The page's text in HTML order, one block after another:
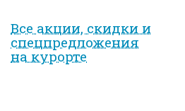
Все акции, скидки и
спец­предложе­ния
на курорте